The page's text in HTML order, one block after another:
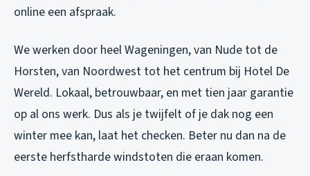
online een afspraak.
We werken door heel Wageningen, van Nude tot de
Horsten, van Noordwest tot het centrum bij Hotel De
Wereld. Lokaal, betrouwbaar, en met tien jaar garantie
op al ons werk. Dus als je twijfelt of je dak nog een
winter mee kan, laat het checken. Beter nu dan na de
eerste herfstharde windstoten die eraan komen.